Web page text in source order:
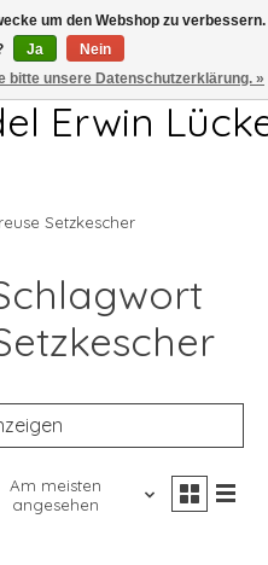
FR 7.00-13.00Uhr
Erwin
Setzkescher
Am meisten
angesehen
um den Webshop zu verbessern.
Ja
Nein
bitte unsere Datenschutzerklärung. »